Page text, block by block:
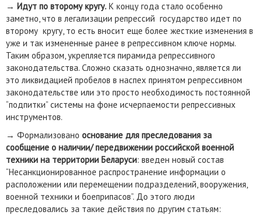
→ Идут по второму кругу. К концу года стало особенно
заметно, что в легализации репрессий государство идет по
второму кругу, то есть вносит еще более жесткие изменения в
уже и так измененные ранее в репрессивном ключе нормы.
Таким образом, укрепляется пирамида репрессивного
законодательства. Сложно сказать однозначно, является ли
это ликвидацией пробелов в наспех принятом репрессивном
законодательстве или это просто необходимость постоянной
“подпитки” системы на фоне исчерпаемости репрессивных
инструментов.
→ Формализовано основание для преследования за
сообщение о наличии/ передвижении российской военной
техники на территории Беларуси: введен новый состав
“Несанкционированное распространение информации о
расположении или перемещении подразделений, вооружения,
военной техники и боеприпасов”. До этого люди
преследовались за такие действия по другим статьям: